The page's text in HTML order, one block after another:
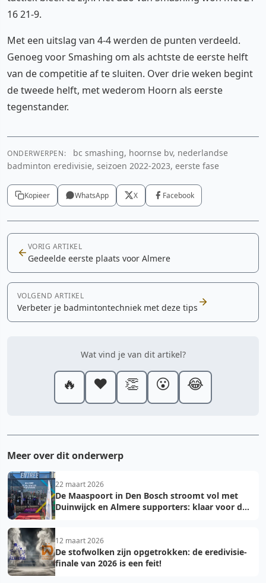
16 21-9.
Met een uitslag van 4-4 werden de punten verdeeld.
Genoeg voor Smashing om als achtste de eerste helft
van de competitie af te sluiten. Over drie weken begint
de tweede helft, met wederom Hoorn als eerste
tegenstander.
ONDERWERPEN:
bc smashing, hoornse bv, nederlandse
badminton eredivisie, seizoen 2022-2023, eerste fase
Kopieer WhatsApp X Facebook
VORIG ARTIKEL
Gedeelde eerste plaats voor Almere
VOLGEND ARTIKEL
Verbeter je badmintontechniek met deze tips
Wat vind je van dit artikel?
🔥 ❤️ 👏 😮 😂
Meer over dit onderwerp
22 maart 2026
De Maaspoort in Den Bosch stroomt vol met
Duinwijck en Almere supporters: klaar voor de
12 maart 2026
De stofwolken zijn opgetrokken: de eredivisie-
finale van 2026 is een feit!